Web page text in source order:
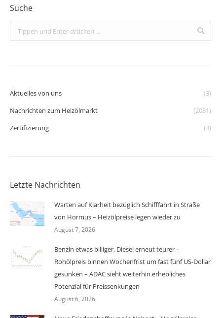
Suche
Search:
Aktuelles von uns
(3)
Nachrichten zum Heizölmarkt
(2031)
Zertifizierung
(3)
Letzte Nachrichten
Warten auf Klarheit bezüglich Schifffahrt in Straße
von Hormus – Heizölpreise legen wieder zu
August 7, 2026
Benzin etwas billiger, Diesel erneut teurer –
Rohölpreis binnen Wochenfrist um fast fünf US-Dollar
gesunken – ADAC sieht weiterhin erhebliches
Potenzial für Preissenkungen
August 6, 2026